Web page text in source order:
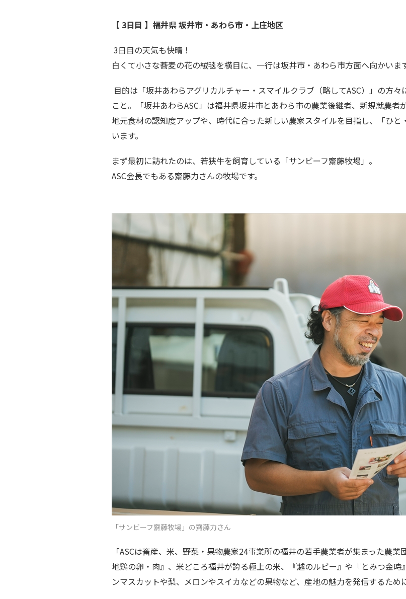
【 3日目 】 福井県 坂井市・あわら市・上庄地区
3日目の天気も快晴！
白くて小さな蕎麦の花の絨毯を横目に、一行は坂井市・あわら市方面へ向かいます
目的は「坂井あわらアグリカルチャー・スマイルクラブ（略してASC）」の方
こと。「坂井あわらASC」は福井県坂井市とあわら市の農業後継者、新規就農者
地元食材の認知度アップや、時代に合った新しい農家スタイルを目指し、「ひ
います。
まず最初に訪れたのは、若狭牛を飼育している「サンビーフ齋藤牧場」。
ASC会長でもある齋藤力さんの牧場です。
「サンビーフ齋藤牧場」の齋藤力さん
「ASCは畜産、米、野菜・果物農家24事業所の福井の若手農業者が集まった農
地鶏の卵・肉』、米どころ福井が誇る極上の米、『越のルビー』や『とみつ金
ンマスカットや梨、メロンやスイカなどの果物など、産地の魅力を発信するため